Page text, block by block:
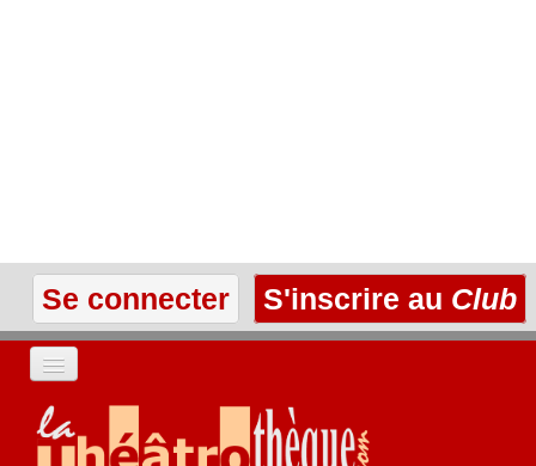
Se connecter S'inscrire au Club
ACCUEIL